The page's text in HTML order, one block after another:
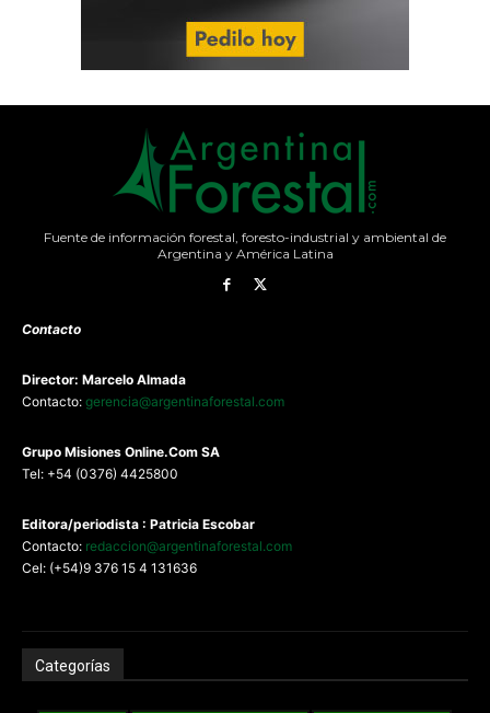
Fuente de información forestal, foresto-industrial y ambiental de
Argentina y América Latina
Contacto
Director: Marcelo Almada
Contacto: gerencia@argentinaforestal.com
Grupo Misiones Online.Com SA
Tel: +54 (0376) 4425800
Editora/periodista : Patricia Escobar
Contacto: redaccion@argentinaforestal.com
Cel: (+54)9 376 15 4 131636
Categorías